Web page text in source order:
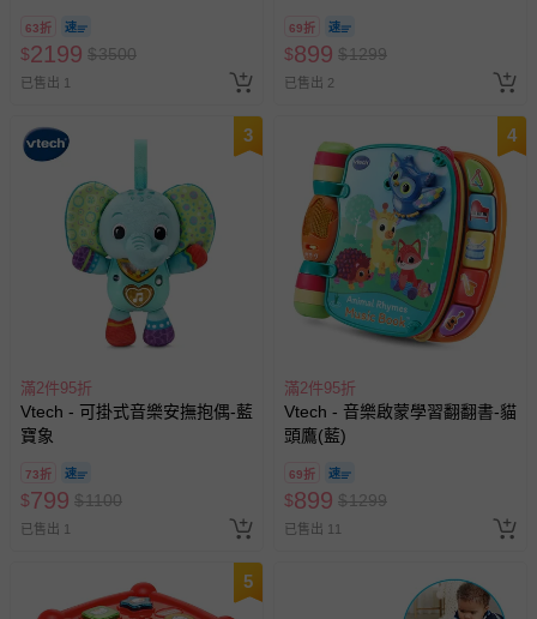
63折
$2199 $3500
已售出 1
69折
$899 $1299
已售出 2
3
滿2件95折
Vtech - 可掛式音樂安撫抱偶-藍
寶象
73折
$799 $1100
已售出 1
4
滿2件95折
Vtech - 音樂啟蒙學習翻翻書-貓
頭鷹(藍)
69折
$899 $1299
已售出 11
5